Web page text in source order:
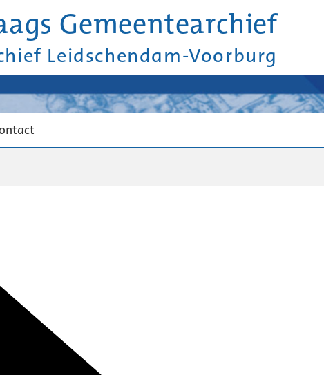
Gemeentearchief
Leidschendam-Voorburg